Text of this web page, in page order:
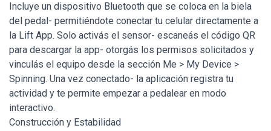
Incluye un dispositivo Bluetooth que se coloca en la biela
del pedal- permitiéndote conectar tu celular directamente a
la Lift App. Solo activás el sensor- escaneás el código QR
para descargar la app- otorgás los permisos solicitados y
vinculás el equipo desde la sección Me > My Device >
Spinning. Una vez conectado- la aplicación registra tu
actividad y te permite empezar a pedalear en modo
interactivo.
Construcción y Estabilidad